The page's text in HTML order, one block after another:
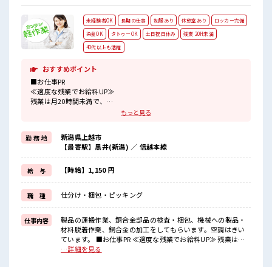
未経験者OK 長期の仕事 制服あり 休憩室あり
ロッカー完備
染髪OK
タトゥーOK 土日祝日休み
残業 20H未満
40代以上も活躍
おすすめポイント
■お仕事PR
≪適度な残業でお給料UP≫
残業は月20時間未満で、
家族や友人と一緒にプライベート満喫！
≪モチベーションもUP≫
派手過ぎなければ髪型や髪色自由♪
(規定有)≪動きやすい制服アリ≫
制服があるので、
毎日の服装の悩み解消♪
≪未経験でも活躍できる≫
新しいことにチャレンジするのは不安だけど、
しっかり働く環境が整っています！
イチからスキルUP・ステップUP目指していきましょう！
■職場の雰囲気
髪型にこだわりのあるアナタは必見！
もっと見る
勤 務 地
新潟県上越市
【最寄駅】黒井(新潟) ／ 信越本線
給 与 【時給】1,150 円
職 種 仕分け・梱包・ピッキング
仕事内容
製品の運搬作業、銅合金部品の検査・梱包、機械への製品・
材料脱着作業、銅合金の加工をしてもらいます。空調はきい
ています。 ■お仕事PR ≪適度な残業でお給料UP≫ 残業は月
20時間未満で、 ほどよく稼げます♪ ≪土日祝休のお仕事≫ 家
…詳細を見る